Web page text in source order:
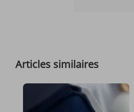
Articles similaires